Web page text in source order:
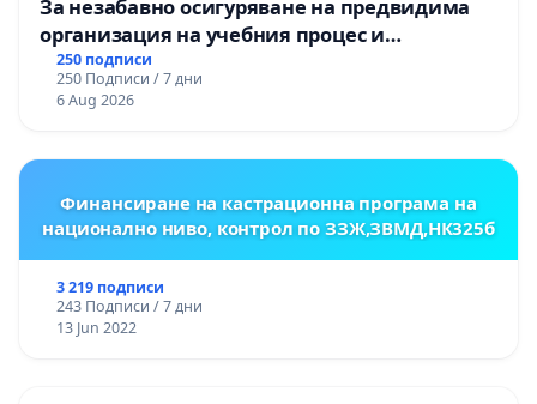
За незабавно осигуряване на предвидима
организация на учебния процес и
гарантиране на правото на равнопоставено
и качествено образование на учениците от
ОУ „Княз Александър I“ и Хуманитарна
250 подписи
250 Подписи / 7 дни
6 Aug 2026
Финансиране на кастрационна програма на
национално ниво, контрол по ЗЗЖ,ЗВМД,НК325б
3 219 подписи
243 Подписи / 7 дни
13 Jun 2022